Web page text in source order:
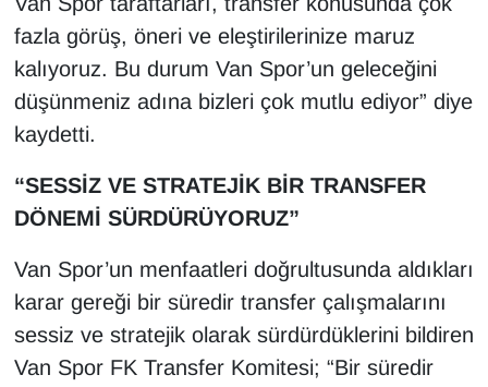
fazla görüş, öneri ve eleştirilerinize maruz
kalıyoruz. Bu durum Van Spor’un geleceğini
düşünmeniz adına bizleri çok mutlu ediyor” diye
kaydetti.
“SESSİZ VE STRATEJİK BİR TRANSFER
DÖNEMİ SÜRDÜRÜYORUZ”
Van Spor’un menfaatleri doğrultusunda aldıkları
karar gereği bir süredir transfer çalışmalarını
sessiz ve stratejik olarak sürdürdüklerini bildiren
Van Spor FK Transfer Komitesi; “Bir süredir
POLİTİKA
Resmi İlanlar
RÖPORTAJ
SAĞLIK
Sinema - TV
SİYASET